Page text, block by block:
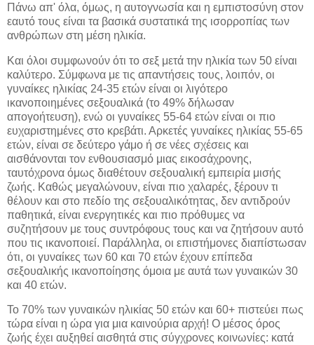
Πάνω απ' όλα, όμως, η αυτογνωσία και η εμπιστοσύνη στον
εαυτό τους είναι τα βασικά συστατικά της ισορροπίας των
ανθρώπων στη μέση ηλικία.
Και όλοι συμφωνούν ότι το σεξ μετά την ηλικία των 50 είναι
καλύτερο. Σύμφωνα με τις απαντήσεις τους, λοιπόν, οι
γυναίκες ηλικίας 24-35 ετών είναι οι λιγότερο
ικανοποιημένες σεξουαλικά (το 49% δήλωσαν
απογοήτευση), ενώ οι γυναίκες 55-64 ετών είναι οι πιο
ευχαριστημένες στο κρεβάτι. Αρκετές γυναίκες ηλικίας 55-65
ετών, είναι σε δεύτερο γάμο ή σε νέες σχέσεις και
αισθάνονται τον ενθουσιασμό μιας εικοσάχρονης,
ταυτόχρονα όμως διαθέτουν σεξουαλική εμπειρία μισής
ζωής. Καθώς μεγαλώνουν, είναι πιο χαλαρές, ξέρουν τι
θέλουν και στο πεδίο της σεξουαλικότητας, δεν αντιδρούν
παθητικά, είναι ενεργητικές και πιο πρόθυμες να
συζητήσουν με τους συντρόφους τους και να ζητήσουν αυτό
που τις ικανοποιεί. Παράλληλα, οι επιστήμονες διαπίστωσαν
ότι, οι γυναίκες των 60 και 70 ετών έχουν επίπεδα
σεξουαλικής ικανοποίησης όμοια με αυτά των γυναικών 30
και 40 ετών.
Το 70% των γυναικών ηλικίας 50 ετών και 60+ πιστεύει πως
τώρα είναι η ώρα για μια καινούρια αρχή! Ο μέσος όρος
ζωής έχει αυξηθεί αισθητά στις σύγχρονες κοινωνίες: κατά